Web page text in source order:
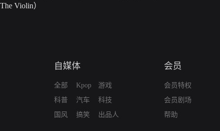
The Violin）
自媒体
全部
科普
国风
Kpop
汽车
搞笑
游戏
科技
出品人
会员
会员特权
会员剧场
帮助